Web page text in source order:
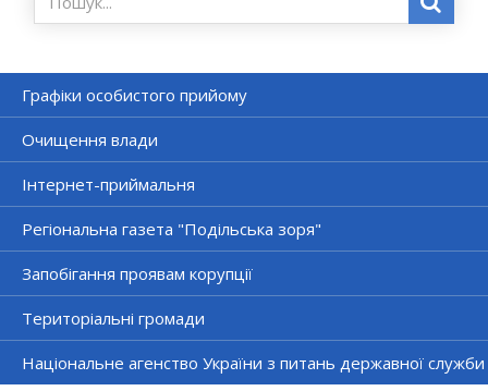
Графіки особистого прийому
Очищення влади
Інтернет-приймальня
Регіональна газета "Подільська зоря"
Запобігання проявам корупції
Територіальні громади
Національне агенство України з питань державної служби